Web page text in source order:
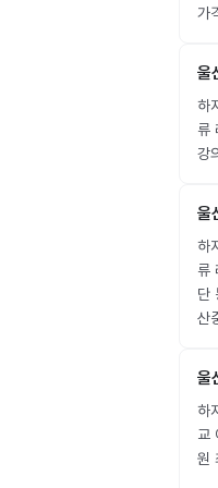
가
울
하
류
강
울
하
류
단
산
울
하
교
원